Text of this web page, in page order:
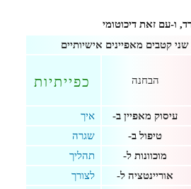
ו-עם זאת דיכוטומי
קטבים מאפיינים אישיותיים
הבחנה כפייתיות
עיסוק מאפיין ב-
איך
טיפול ב-
שגרה
מוכוונות ל-
תהליך
אוריינטציה ל- לצורך